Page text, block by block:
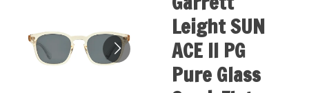
Leight SUN
ACE II PG
Pure Glass